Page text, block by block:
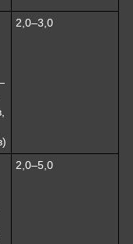
2,0–3,0
2,0–5,0